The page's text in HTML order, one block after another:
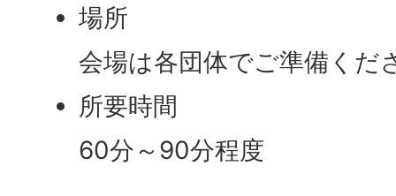
場所
会場は各団体でご準備くだ
所要時間
60分～90分程度